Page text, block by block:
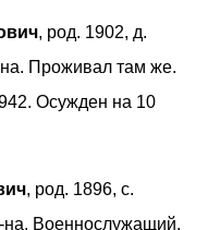
, род. 1902, д.
на. Проживал там же.
Осужден на 10
, род. 1896, с.
на. Военнослужащий.